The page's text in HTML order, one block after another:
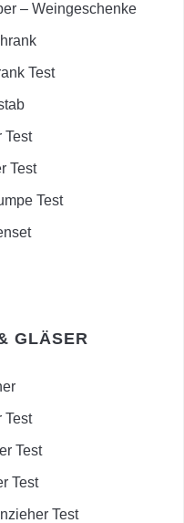
– Weingeschenke
Test
Test
Test
Test
GLÄSER
Test
Test
Test
Test